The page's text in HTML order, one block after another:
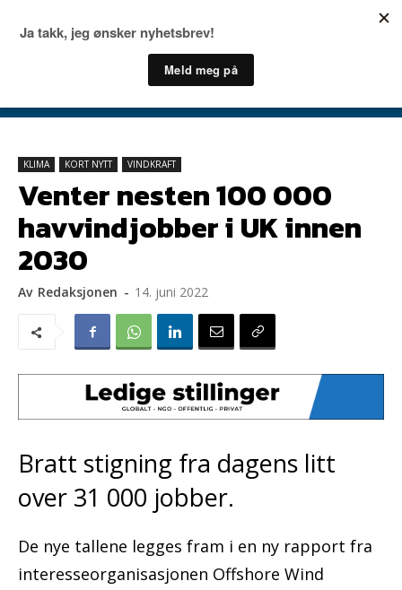
KLIMA KORT NYTT VINDKRAFT
Venter nesten 100 000
havvindjobber i UK innen
2030
Av Redaksjonen - 14. juni 2022
Bratt stigning fra dagens litt
over 31 000 jobber.
De nye tallene legges fram i en ny rapport fra
interesseorganisasjonen Offshore Wind